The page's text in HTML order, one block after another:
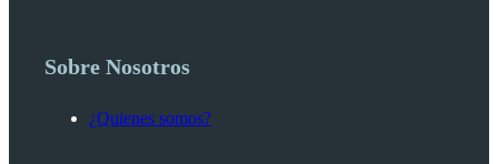
Sobre Nosotros
¿Quienes somos?